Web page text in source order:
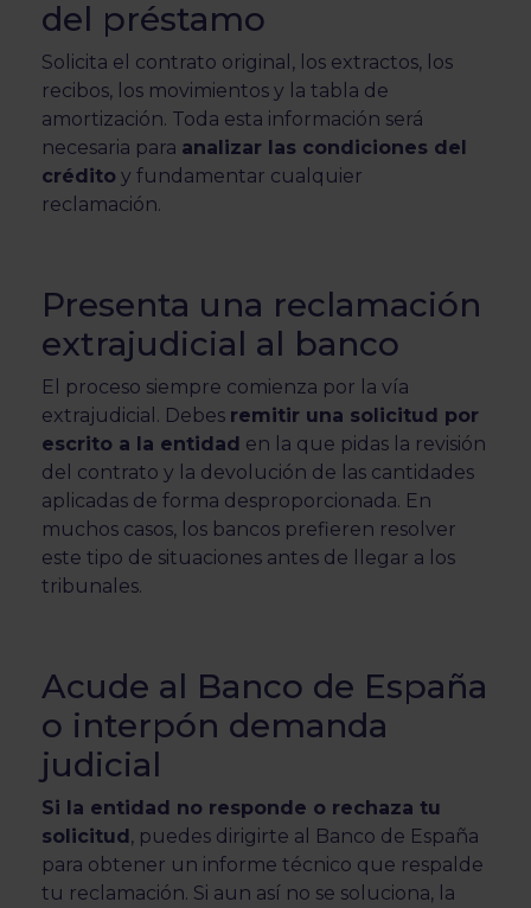
del préstamo
Solicita el contrato original, los extractos, los
recibos, los movimientos y la tabla de
amortización. Toda esta información será
necesaria para analizar las condiciones del
crédito y fundamentar cualquier
reclamación.
Presenta una reclamación
extrajudicial al banco
El proceso siempre comienza por la vía
extrajudicial. Debes remitir una solicitud por
escrito a la entidad en la que pidas la revisión
del contrato y la devolución de las cantidades
aplicadas de forma desproporcionada. En
muchos casos, los bancos prefieren resolver
este tipo de situaciones antes de llegar a los
tribunales.
Acude al Banco de España
o interpón demanda
judicial
Si la entidad no responde o rechaza tu
solicitud, puedes dirigirte al Banco de España
para obtener un informe técnico que respalde
tu reclamación. Si aun así no se soluciona, la